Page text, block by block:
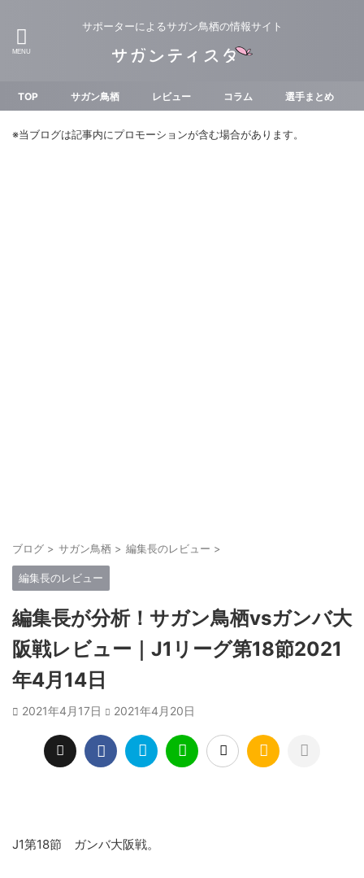
サポーターによるサガン鳥栖の情報サイト
TOP サガン鳥栖 レビュー コラム 選手まとめ
※当ブログは記事内にプロモーションが含む場合があります。
ブログ > サガン鳥栖 > 編集長のレビュー >
編集長のレビュー
編集長が分析！サガン鳥栖vsガンバ大
阪戦レビュー｜J1リーグ第18節2021
年4月14日
2021年4月17日 2021年4月20日
J1第18節 ガンバ大阪戦。